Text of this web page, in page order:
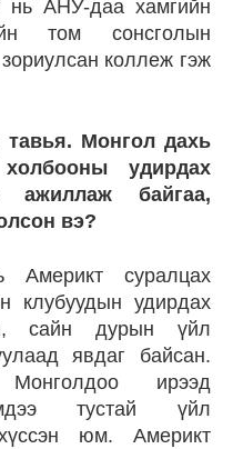
нь АНУ-даа хамгийн
том сонсголын
коллеж гэж
тавья. Монгол дахь
удирдах
ажиллаж байгаа,
вэ?
суралцах
клубуудын удирдах
сайн дурын үйл
явдаг байсан.
ирээд
тустай үйл
юм. Америкт